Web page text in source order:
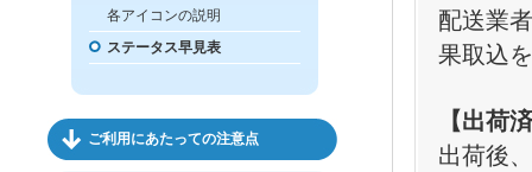
各アイコンの説明
ステータス早見表
ご利用にあたっての注意点
配送業
果取込
【出荷
出荷後